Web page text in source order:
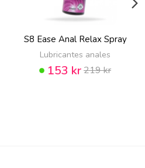
S8 Ease Anal Relax Spray
Lubricantes anales
153 kr219 kr